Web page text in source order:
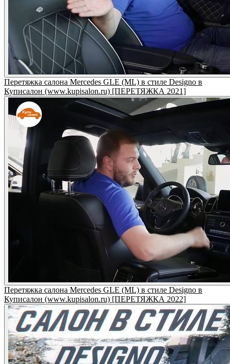
Перетяжка салона Mercedes GLE (ML) в стиле Designo в
Куписалон (www.kupisalon.ru) [ПЕРЕТЯЖКА 2021]
Перетяжка салона Mercedes GLE (ML) в стиле Designo в
Куписалон (www.kupisalon.ru) [ПЕРЕТЯЖКА 2022]